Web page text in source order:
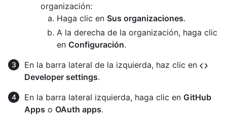
organización:
Haga clic en Sus organizaciones.
A la derecha de la organización, haga clic
en Configuración.
En la barra lateral de la izquierda, haz clic en
Developer settings.
En la barra lateral izquierda, haga clic en GitHub
Apps o OAuth apps.